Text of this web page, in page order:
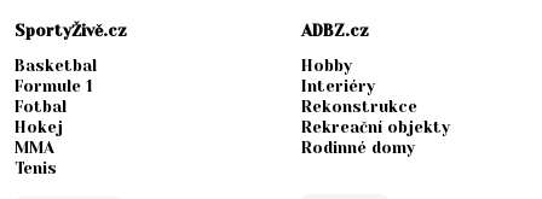
SportyŽivě.cz
Basketbal
Formule 1
Fotbal
Hokej
MMA
Tenis
ADBZ.cz
Hobby
Interiéry
Rekonstrukce
Rekreační objekty
Rodinné domy